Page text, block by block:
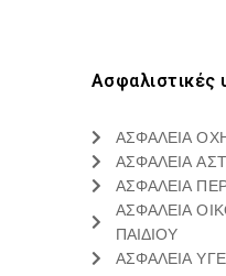
Ασφαλιστικές
ΑΣΦΑΛΕΙΑ
ΑΣΦΑΛΕΙΑ
ΑΣΦΑΛΕΙΑ
ΑΣΦΑΛΕΙΑ
ΠΑΙΔΙΟΥ
ΑΣΦΑΛΕΙΑ